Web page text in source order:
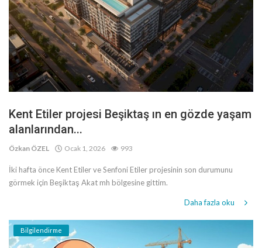
Kent Etiler projesi Beşiktaş ın en gözde yaşam
alanlarından...
Özkan ÖZEL Ocak 1, 2026 993
İki hafta önce Kent Etiler ve Senfoni Etiler projesinin son durumunu
görmek için Beşiktaş Akat mh bölgesine gittim.
Daha fazla oku
Bilgilendirme